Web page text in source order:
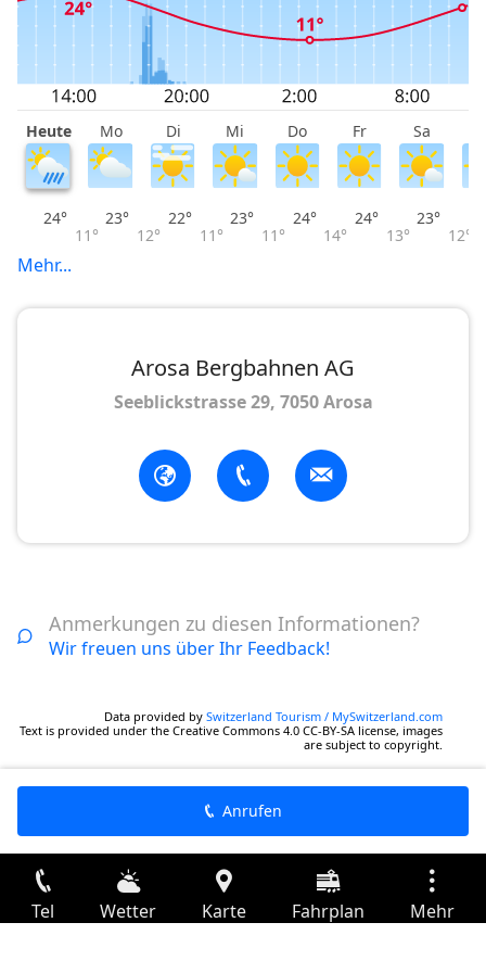
Heute Mo Di Mi Do Fr Sa
24°
11°
23°
12°
22°
11°
23°
11°
24°
14°
24°
13°
23°
12°
Mehr...
Arosa Bergbahnen AG
Seeblickstrasse 29, 7050 Arosa
Anmerkungen zu diesen Informationen?
Wir freuen uns über Ihr Feedback!
Data provided by Switzerland Tourism / MySwitzerland.com
Text is provided under the Creative Commons 4.0 CC-BY-SA license, images
are subject to copyright.
Anrufen
Tel Wetter Karte Fahrplan Mehr